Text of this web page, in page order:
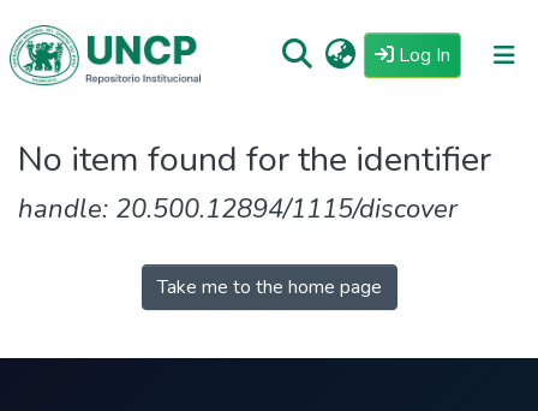
Log In (current)
Repositorio
Estadisticas
No item found for the identifier
handle: 20.500.12894/1115/discover
Take me to the home page